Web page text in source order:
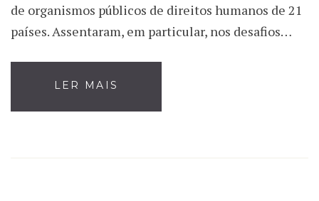
de organismos públicos de direitos humanos de 21
países. Assentaram, em particular, nos desafios…
LER MAIS